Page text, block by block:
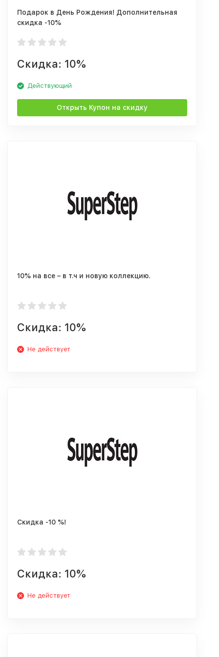
Подарок в День Рождения! Дополнительная
скидка -10%
Скидка: 10%
Действующий
Открыть Купон на скидку
10% на все – в т.ч и новую коллекцию.
Скидка: 10%
Не действует
Скидка -10 %!
Скидка: 10%
Не действует